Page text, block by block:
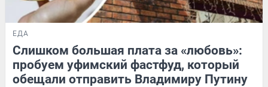
ЕДА
Слишком большая плата за «любовь»:
пробуем уфимский фастфуд, который
обещали отправить Владимиру Путину